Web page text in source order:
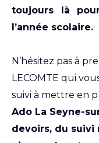
toujours là
l’année scolaire.
N’hésitez pas à
LECOMTE qui
suivi à mettre en
Ado La Seyne-
devoirs, du suivi